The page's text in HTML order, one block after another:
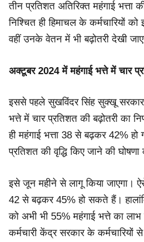
तीन प्रतिशत अतिरिक्त महंगाई भत्ता
निश्चित ही हिमाचल के कर्मचारियों
वहीं उनके वेतन में भी बढ़ोतरी देखी
अक्टूबर 2024 में महंगाई भत्ते में चार
इससे पहले सुखविंदर सिंह सुक्खू सरकार
भत्ते में चार प्रतिशत की बढ़ोतरी का
ही महंगाई भत्ता 38 से बढ़कर 42%
प्रतिशत की वृद्धि किए जाने की
इसे जून महीने से लागू किया जाएगा।
42 से बढ़कर 45% हो सकते हैं।
को अभी भी 55% महंगाई भत्ते का लाभ
कर्मचारी केंद्र सरकार के